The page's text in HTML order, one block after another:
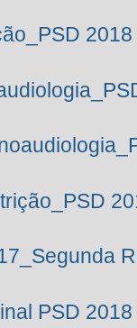
2018
PSD 2018